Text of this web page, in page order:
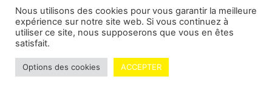
À PROPOS DE NOUS•CONTACT
© L'assurance en mouvement -By Vovoxx Média
Mentions légales Contributeurs
Nous utilisons des cookies pour vous garantir la meilleure
expérience sur notre site web. Si vous continuez à
utiliser ce site, nous supposerons que vous en êtes
satisfait.
Options des cookies ACCEPTER